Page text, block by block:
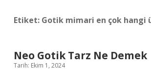
Etiket: Gotik mimari en çok hangi
Neo Gotik Tarz Ne Demek
Tarih: Ekim 1, 2024